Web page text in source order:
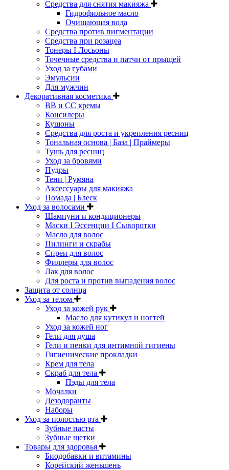
Средства для снятия макияжа
Гидрофильное масло
Очищающая вода
Средства против пигментации
Средства при розацеа
Тонеры I Лосьоны
Точечные средства и патчи от прыщей
Уход за губами
Эмульсии
Для мужчин
Декоративная косметика
ВВ и СС кремы
Консилеры
Кушоны
Средства для роста и укрепления ресниц
Тональная основа | База | Праймеры
Тушь для ресниц
Уход за бровями
Пудры
Тени | Румяна
Аксессуары для макияжа
Помада | Блеск
Уход за волосами
Шампуни и кондиционеры
Маски I Эссенции I Сыворотки
Масло для волос
Пилинги и скрабы
Спреи для волос
Филлеры для волос
Лак для волос
Для роста и против выпадения волос
Защита от солнца
Уход за телом
Уход за кожей рук
Масло для кутикул и ногтей
Уход за кожей ног
Гели для душа
Гели и пенки для интимной гигиены
Гигиенические прокладки
Крем для тела
Скраб для тела
Пэды для тела
Мочалки
Дезодоранты
Наборы
Уход за полостью рта
Зубные пасты
Зубные щетки
Товары для здоровья
Биодобавки и витамины
Корейский женьшень